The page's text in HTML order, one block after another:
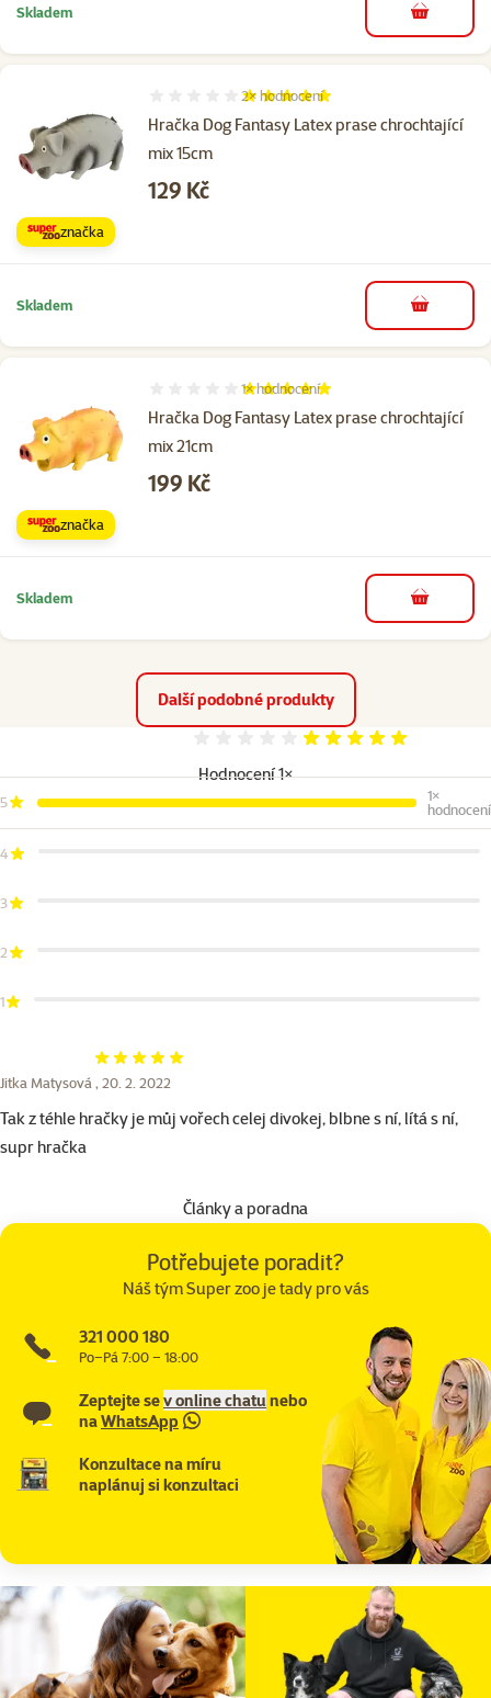
Skladem do košíku
Hračka Dog Fantasy Latex prase chrochtající
mix 15cm
Hodnocení 100%, počet hodnocení: 2
2× hodnocení
Cena
129 Kč
značka
Skladem do košíku
Hračka Dog Fantasy Latex prase chrochtající
mix 21cm
Hodnocení 100%, počet hodnocení: 1
1×hodnocení
Cena
199 Kč
značka
Skladem do košíku
Další podobné produkty
Hodnocení 1×
Hodnocení 100%
5
1×
hodnocení
4
3
2
1
Hodnocení 100%
Jitka Matysová , 20. 2. 2022
Tak z téhle hračky je můj vořech celej divokej, blbne s ní, lítá s ní,
supr hračka
Články a poradna
Potřebujete poradit?
Náš tým Super zoo je tady pro vás
321 000 180
Po–Pá 7:00 – 18:00
Zeptejte sev online chatunebo
naWhatsApp
Konzultace na míru
naplánuj si konzultaci